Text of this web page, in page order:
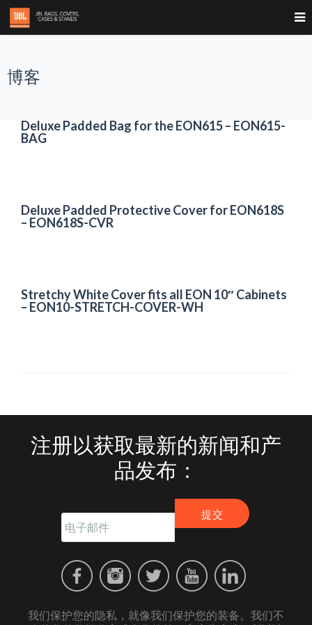
博客
Deluxe Padded Bag for the EON615 – EON615-
BAG
Deluxe Padded Protective Cover for EON618S
– EON618S-CVR
Stretchy White Cover fits all EON 10″ Cabinets
– EON10-STRETCH-COVER-WH
注册以获取最新的新闻和产
品发布：
我们保护您的隐私，就像我们保护您的装备。我们不